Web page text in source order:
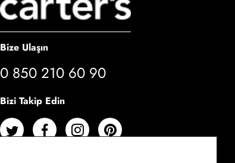
Bize Ulaşın
0 850 210 60 90
Bizi Takip Edin